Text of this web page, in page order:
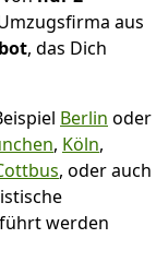
aus
, das Dich
Berlin oder
, Köln,
, oder auch
werden